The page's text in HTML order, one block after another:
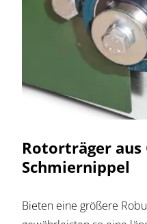
Rotorträger aus
Schmiernippel
Bieten eine größere